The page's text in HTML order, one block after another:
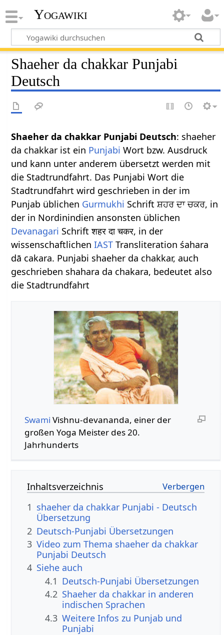
Yogawiki
Shaeher da chakkar Punjabi
Deutsch
Shaeher da chakkar Punjabi Deutsch: shaeher
da chakkar ist ein Punjabi Wort bzw. Ausdruck
und kann unter anderem übersetzt werden mit
die Stadtrundfahrt. Das Punjabi Wort die
Stadtrundfahrt wird geschrieben in der im
Punjab üblichen Gurmukhi Schrift ਸ਼ਹਰ ਦਾ ਚਕਰ, in
der in Nordinindien ansonsten üblichen
Devanagari Schrift शहर दा चकर, in der
wissenschaftlichenIAST Transliteration śahara
dā cakara. Punjabi shaeher da chakkar, auch
geschrieben shahara da chakara, bedeutet also
die Stadtrundfahrt
Swami Vishnu-devananda, einer der
großen Yoga Meister des 20.
Jahrhunderts
Inhaltsverzeichnis
1 shaeher da chakkar Punjabi - Deutsch
Übersetzung
2 Deutsch-Punjabi Übersetzungen
3 Video zum Thema shaeher da chakkar
Punjabi Deutsch
4 Siehe auch
4.1 Deutsch-Punjabi Übersetzungen
4.2 Shaeher da chakkar in anderen
indischen Sprachen
4.3 Weitere Infos zu Punjab und
Punjabi